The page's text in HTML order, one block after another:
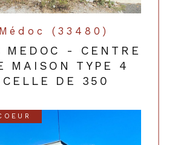
(33480)
MEDOC - CENTRE
MAISON TYPE 4
DE 350